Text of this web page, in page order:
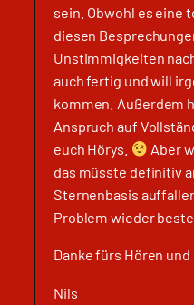
sein. Obwohl es eine
diesen
Unstimmigkeiten
auch fertig und will
kommen. Außerdem
Anspruch auf
euch Hörys.
Aber
das müsste definitiv
Sternenbasis
Problem wieder
Danke fürs Hören und
Nils